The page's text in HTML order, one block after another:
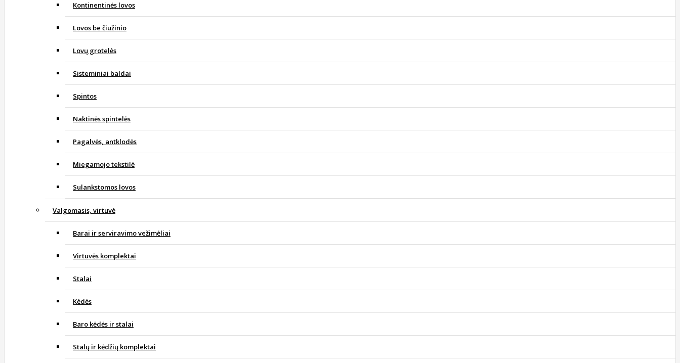
Kontinentinės lovos
Lovos be čiužinio
Lovų grotelės
Sisteminiai baldai
Spintos
Naktinės spintelės
Pagalvės, antklodės
Miegamojo tekstilė
Sulankstomos lovos
Valgomasis, virtuvė
Barai ir serviravimo vežimėliai
Virtuvės komplektai
Stalai
Kėdės
Baro kėdės ir stalai
Stalų ir kėdžių komplektai